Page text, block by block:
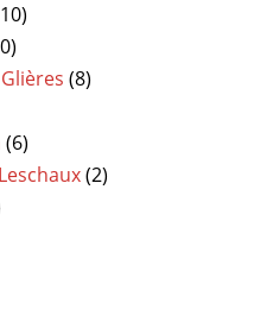
(8)
(6)
(2)